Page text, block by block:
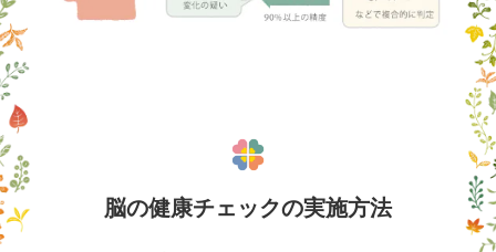
脳の健康チェックの実施方法